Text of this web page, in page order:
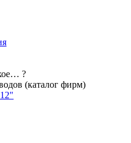
?
(каталог фирм)